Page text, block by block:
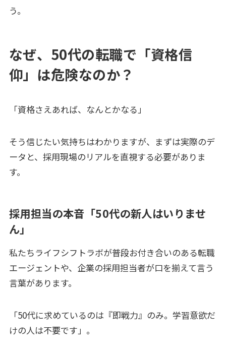
う。
なぜ、50代の転職で「資格信
仰」は危険なのか？
「資格さえあれば、なんとかなる」
そう信じたい気持ちはわかりますが、まずは実際のデ
ータと、採用現場のリアルを直視する必要がありま
す。
採用担当の本音「50代の新人はいりませ
ん」
私たちライフシフトラボが普段お付き合いのある転職
エージェントや、企業の採用担当者が口を揃えて言う
言葉があります。
「50代に求めているのは『即戦力』のみ。学習意欲だ
けの人は不要です」。